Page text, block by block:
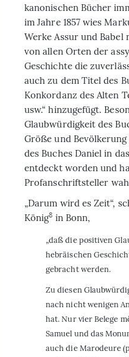
kanonischen Bücher
im Jahre 1857 wies
WerkeAssur und Babel
von allen Orten der
Geschichte die
auch zu dem Titel des
Konkordanz des Alten
usw.“ hinzugefügt.
Glaubwürdigkeit des
Größe und
des Buches Daniel in
entdeckt worden und
Profan­schriftsteller
„Darum wird es Zeit“,
König8 in Bonn,
„daß die positiven
hebräischen
gebracht werden.
Zu diesen
nach nicht wenigen
hat. Nur vier Belege
Samuel und das
auch die Marodeure